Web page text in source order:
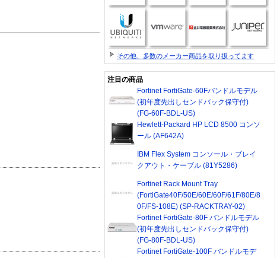
その他、多数のメーカー商品を取り扱ってます
注目の商品
Fortinet FortiGate-60Fバンドルモデル
(初年度先出しセンドバック保守付)
(FG-60F-BDL-US)
Hewlett-Packard HP LCD 8500 コンソ
ール (AF642A)
IBM Flex System コンソール・ブレイ
クアウト・ケーブル (81Y5286)
Fortinet Rack Mount Tray
(FortiGate40F/50E/60E/60F/61F/80E/8
0F/FS-108E) (SP-RACKTRAY-02)
Fortinet FortiGate-80F バンドルモデル
(初年度先出しセンドバック保守付)
(FG-80F-BDL-US)
Fortinet FortiGate-100F バンドルモデ